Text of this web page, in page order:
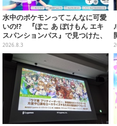
水中のポケモンってこんなに可愛
いの!? 『ぽこ あ ぽけもん エキ
スパンションパス』で見つけた、
ポケモンの新たな魅力【先行プレ
イレポ】
2026.8.3